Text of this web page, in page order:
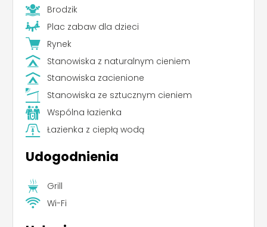
Brodzik
Plac zabaw dla dzieci
Rynek
Stanowiska z naturalnym cieniem
Stanowiska zacienione
Stanowiska ze sztucznym cieniem
Wspólna łazienka
Łazienka z ciepłą wodą
Udogodnienia
Grill
Wi-Fi